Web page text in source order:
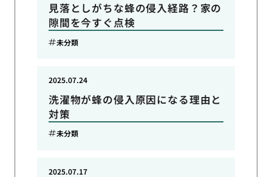
見落としがちな蜂の侵入経路？家の
隙間を今すぐ点検
未分類
洗濯物が蜂の侵入原因になる理由と
対策
2025.07.24
未分類
2025.07.17